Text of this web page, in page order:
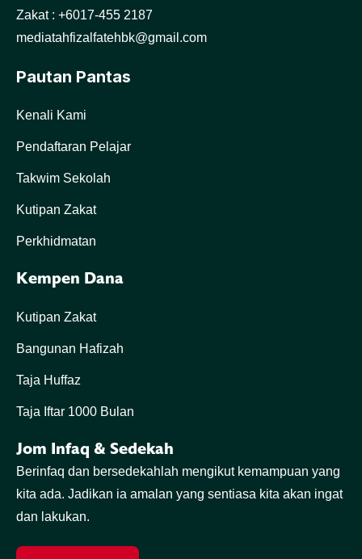
Zakat : +6017-455 2187
mediatahfizalfatehbk@gmail.com
Pautan Pantas
Kenali Kami
Pendaftaran Pelajar
Takwim Sekolah
Kutipan Zakat
Perkhidmatan
Kempen Dana
Kutipan Zakat
Bangunan Hafizah
Taja Huffaz
Taja Iftar 1000 Bulan
Jom Infaq & Sedekah
Berinfaq dan bersedekahlah mengikut kemampuan yang
kita ada. Jadikan ia amalan yang sentiasa kita akan ingat
dan lakukan.